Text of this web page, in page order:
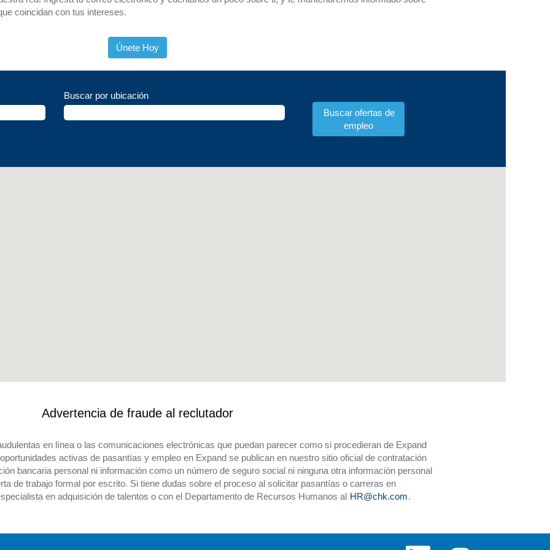
coincidan con tus intereses.
Únete Hoy
Buscar por ubicación
Advertencia de fraude al reclutador
en línea o las comunicaciones electrónicas que puedan parecer como si procedieran de Expand
activas de pasantías y empleo en Expand se publican en nuestro sitio oficial de contratación
bancaria personal ni información como un número de seguro social ni ninguna otra información personal
de trabajo formal por escrito. Si tiene dudas sobre el proceso al solicitar pasantías o carreras en
en adquisición de talentos o con el Departamento de Recursos Humanos al HR@chk.com.
S